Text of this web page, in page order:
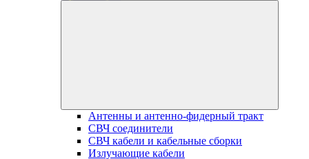
Антенны и антенно-фидерный тракт
СВЧ соединители
СВЧ кабели и кабельные сборки
Излучающие кабели